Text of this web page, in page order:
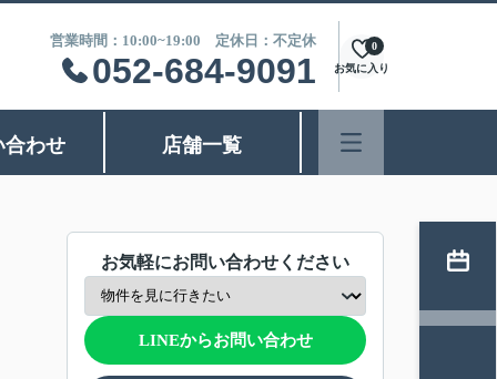
営業時間：10:00~19:00 定休日：不定休
052-684-9091 お気に入り
0
合わせ 店舗一覧
お気軽にお問い合わせください
LINEからお問い合わせ